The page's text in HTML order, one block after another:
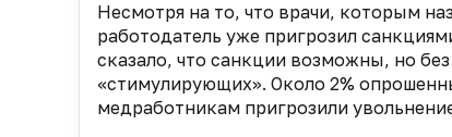
Несмотря на то, что врачи, которым
работодатель уже пригрозил
сказало, что санкции возможны, но
«стимулирующих». Около 2%
медработникам пригрозили